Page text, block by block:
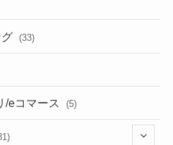
(33)
/eコマース (5)